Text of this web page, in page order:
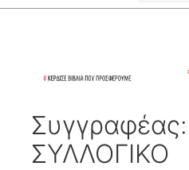
Συγγραφέας:
ΣΥΛΛΟΓΙΚΟ